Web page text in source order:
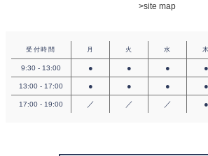
>site map
受付時間 月 火 水 木
9:30 - 13:00 ● ● ● ●
13:00 - 17:00 ● ● ● ●
17:00 - 19:00 ／ ／ ／ ●